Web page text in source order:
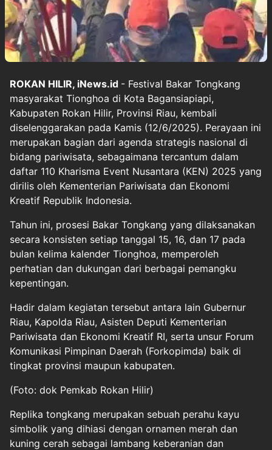
ROKAN HILIR, iNews.id - Festival Bakar Tongkang
masyarakat Tionghoa di Kota Bagansiapiapi,
Kabupaten Rokan Hilir, Provinsi Riau, kembali
diselenggarakan pada Kamis (12/6/2025). Perayaan ini
merupakan bagian dari agenda strategis nasional di
bidang pariwisata, sebagaimana tercantum dalam
daftar 110 Kharisma Event Nusantara (KEN) 2025 yang
dirilis oleh Kementerian Pariwisata dan Ekonomi
Kreatif Republik Indonesia.
Tahun ini, prosesi Bakar Tongkang yang dilaksanakan
secara konsisten setiap tanggal 15, 16, dan 17 pada
bulan kelima kalender Tionghoa, memperoleh
perhatian dan dukungan dari berbagai pemangku
kepentingan.
Hadir dalam kegiatan tersebut antara lain Gubernur
Riau, Kapolda Riau, Asisten Deputi Kementerian
Pariwisata dan Ekonomi Kreatif RI, serta unsur Forum
Komunikasi Pimpinan Daerah (Forkopimda) baik di
tingkat provinsi maupun kabupaten.
(Foto: dok Pemkab Rokan Hilir)
Replika tongkang merupakan sebuah perahu kayu
simbolik yang dihiasi dengan ornamen merah dan
kuning cerah sebagai lambang keberanian dan